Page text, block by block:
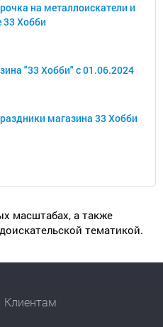
на металлоискатели и
Хобби
"33 Хобби" с 01.06.2024
магазина 33 Хобби
масштабах, а также
тематикой.
Клиентам